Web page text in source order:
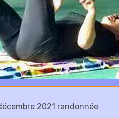
2021 randonnée